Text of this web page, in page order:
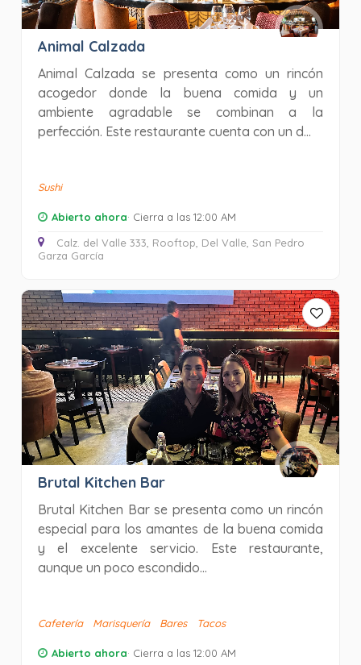
Animal Calzada
Animal Calzada se presenta como un rincón
acogedor donde la buena comida y un
ambiente agradable se combinan a la
perfección. Este restaurante cuenta con un d...
Sushi
Abierto ahora· Cierra a las 12:00 AM
Calz. del Valle 333, Rooftop, Del Valle, San Pedro
Garza García
Brutal Kitchen Bar
Brutal Kitchen Bar se presenta como un rincón
especial para los amantes de la buena comida
y el excelente servicio. Este restaurante,
aunque un poco escondido...
Cafetería Marisquería Bares Tacos
Abierto ahora· Cierra a las 12:00 AM